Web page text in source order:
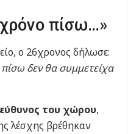
πίσω…»
ο 26χρονος δήλωσε:
δεν θα συμμετείχα
του χώρου,
λέσχης βρέθηκαν